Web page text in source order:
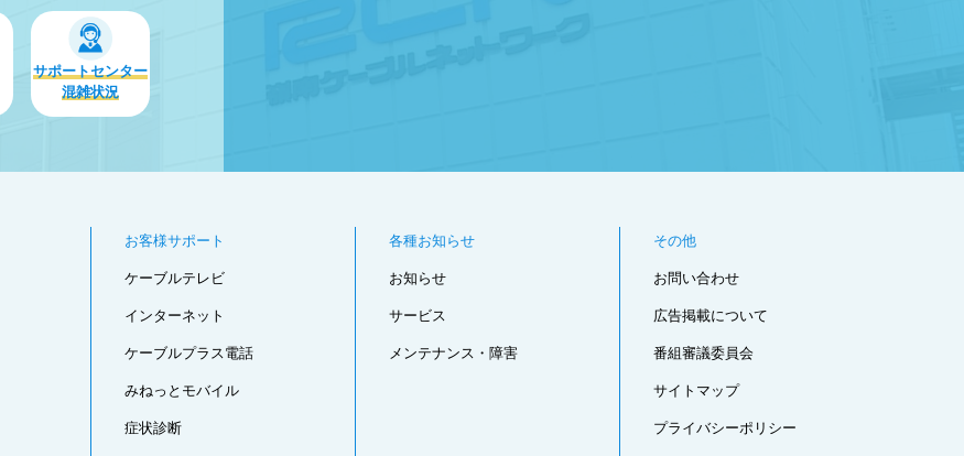
サポートセンター
混雑状況
お客様サポート
ケーブルテレビ
インターネット
ケーブルプラス電話
みねっとモバイル
症状診断
各種お知らせ
お知らせ
サービス
メンテナンス・障害
その他
お問い合わせ
広告掲載について
番組審議委員会
サイトマップ
プライバシーポリシー